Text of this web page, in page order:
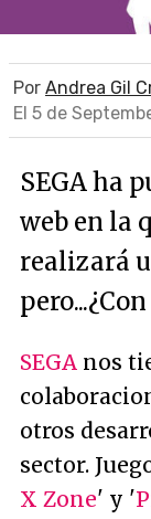
Por Andrea Gil
El 5 de
SEGA ha
web en la
realizará
SEGA nos
otros
sector.
X Zone' y '